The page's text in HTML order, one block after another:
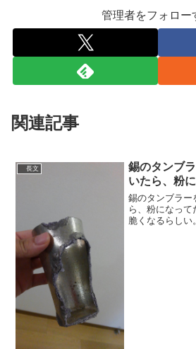
管理者をフォロー
関連記事
長文
錫のタンブ
いたら、粉
錫のタンブラー
ら、粉になっ
脆くなるらしい